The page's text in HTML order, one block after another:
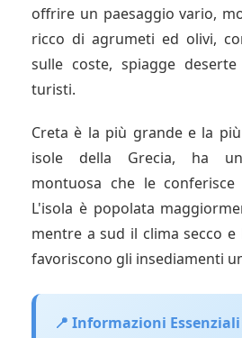
offrire un paesaggio vario,
ricco di agrumeti ed olivi,
sulle coste, spiagge
turisti.
Creta è la più grande e la
isole della Grecia, ha
montuosa che le conferisce
L'isola è popolata
mentre a sud il clima secco
favoriscono gli insediamenti
📍 Informazioni Essenziali